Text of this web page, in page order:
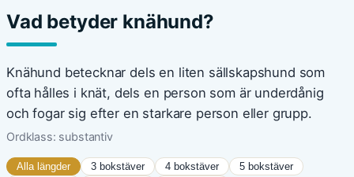
Vad betyder knähund?
Knähund betecknar dels en liten sällskapshund som
ofta hålles i knät, dels en person som är underdånig
och fogar sig efter en starkare person eller grupp.
Ordklass: substantiv
Alla längder 3 bokstäver 4 bokstäver
5 bokstäver